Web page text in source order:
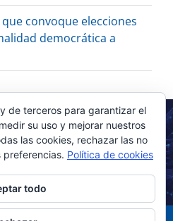
que convoque elecciones
democrática a
de terceros para garantizar el
su uso y mejorar nuestros
las cookies, rechazar las no
preferencias. Política de cookies
todo